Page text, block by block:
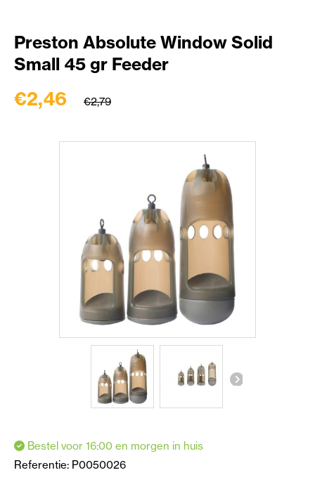
Preston Absolute Window Solid
Small 45 gr Feeder
€2,46 €2,79
Bestel voor 16:00 en morgen in huis
Referentie: P0050026